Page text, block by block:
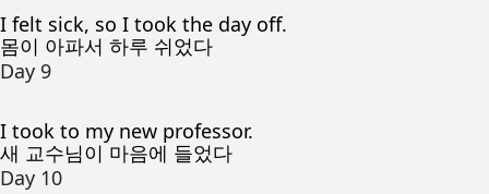
I felt sick, so I took the day off.
몸이 아파서 하루 쉬었다
Day 9
I took to my new professor.
새 교수님이 마음에 들었다
Day 10